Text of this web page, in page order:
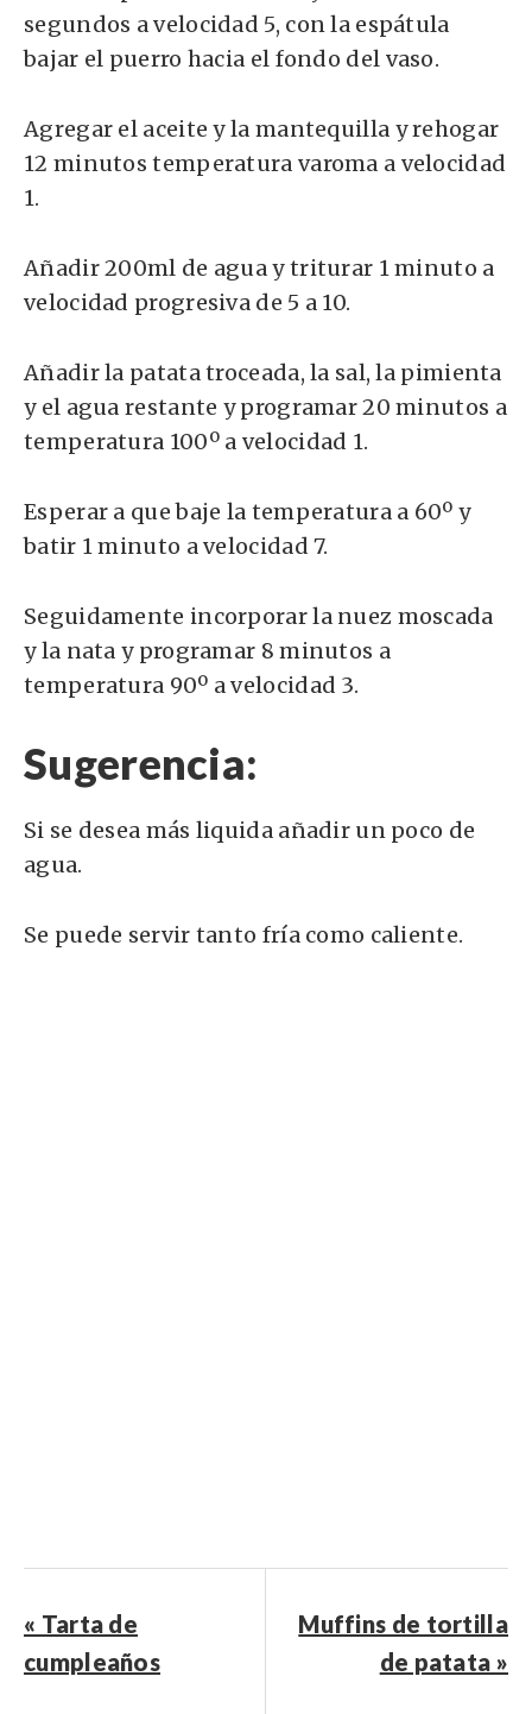
segundos a velocidad 5, con la espátula
bajar el puerro hacia el fondo del vaso.
Agregar el aceite y la mantequilla y rehogar
12 minutos temperatura varoma a velocidad
1.
Añadir 200ml de agua y triturar 1 minuto a
velocidad progresiva de 5 a 10.
Añadir la patata troceada, la sal, la pimienta
y el agua restante y programar 20 minutos a
temperatura 100º a velocidad 1.
Esperar a que baje la temperatura a 60º y
batir 1 minuto a velocidad 7.
Seguidamente incorporar la nuez moscada
y la nata y programar 8 minutos a
temperatura 90º a velocidad 3.
Sugerencia:
Si se desea más liquida añadir un poco de
agua.
Se puede servir tanto fría como caliente.
« Tarta de
cumpleaños
Muffins de tortilla
de patata »